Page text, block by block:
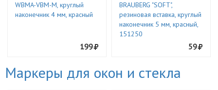
WBMA-VBM-M, круглый
наконечник 4 мм, красный
199
BRAUBERG "SOFT",
резиновая вставка, круглый
наконечник 5 мм, красный,
151250
59
Маркеры для окон и стекла